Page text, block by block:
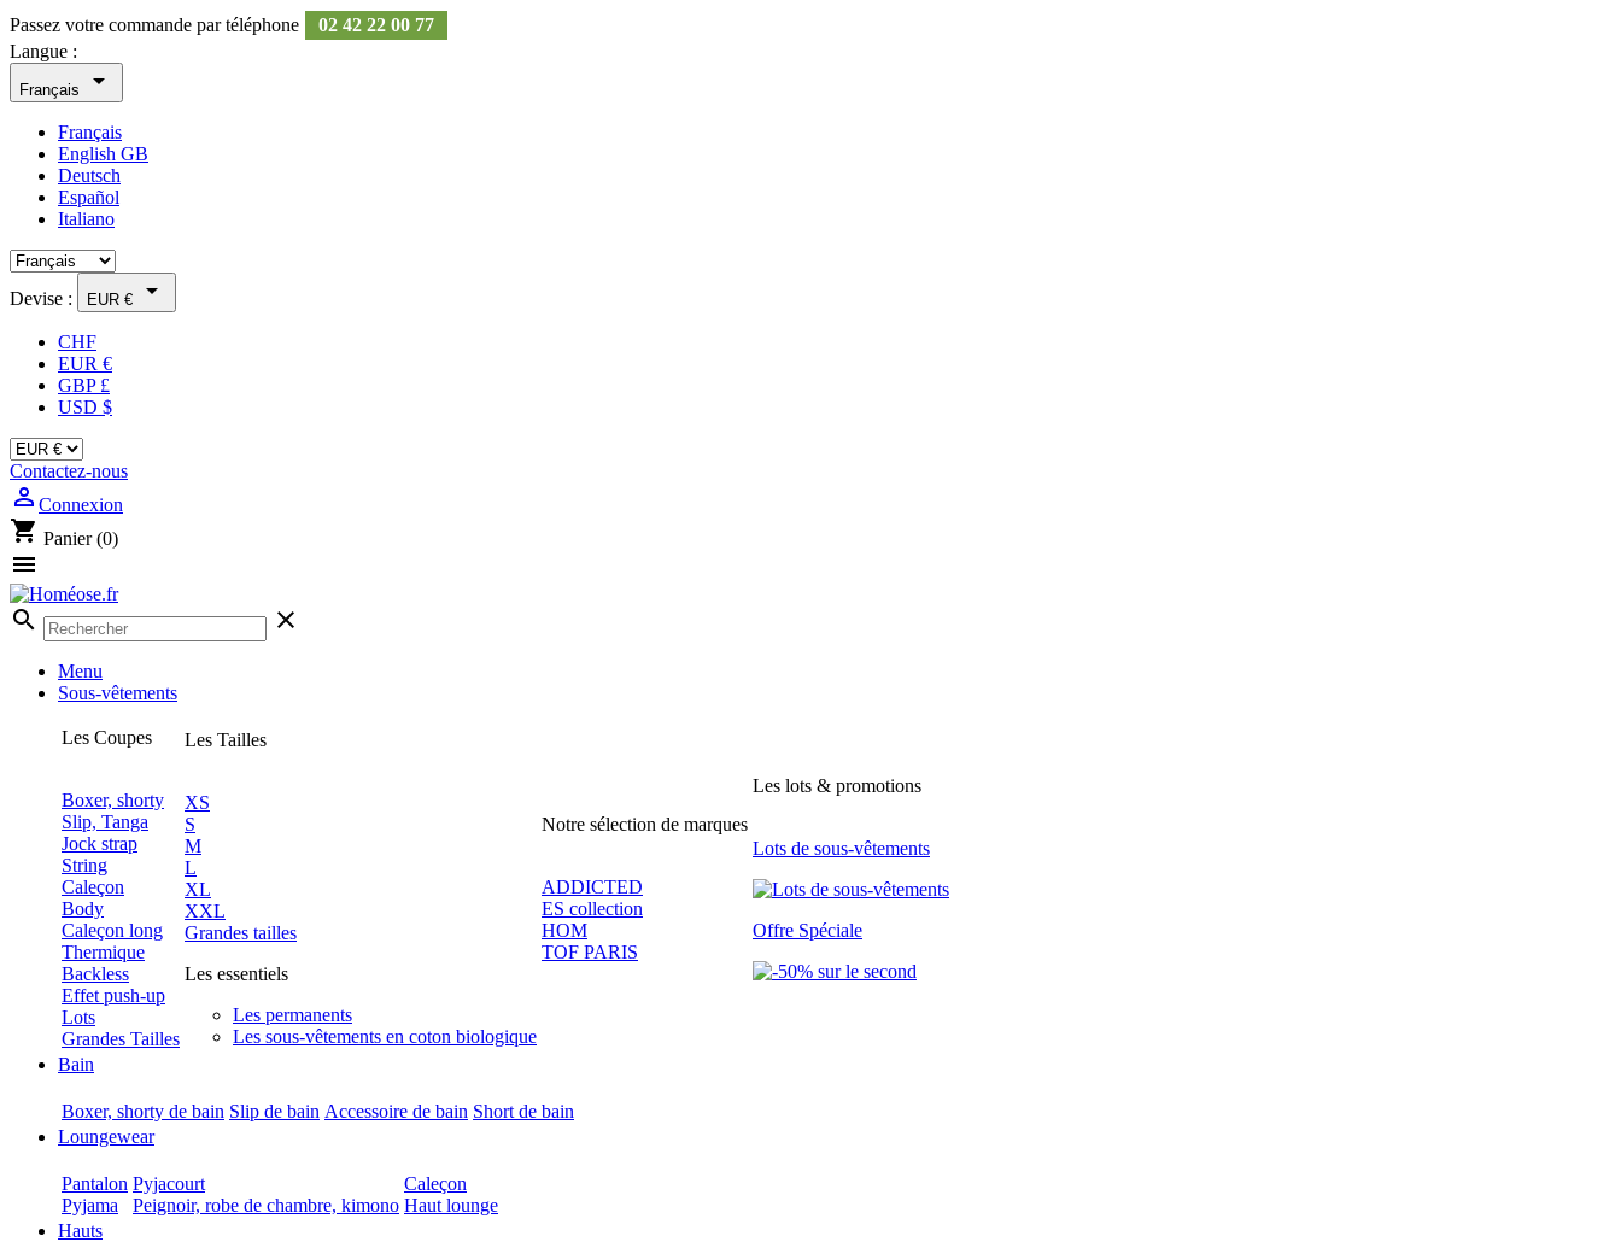
Passez votre commande par téléphone
02 42 22 00 77
Langue :
Français 
Français
English GB
Deutsch
Español
Italiano
Devise : EUR € 
CHF
EUR €
GBP £
USD $
Contactez-nous
person_outline Connexion
shopping_cart Panier (0)

search
clear
Menu
Sous-vêtements
Les Coupes
Boxer, shorty
Slip, Tanga
Jock strap
String
Caleçon
Body
Caleçon long
Thermique
Backless
Effet push-up
Lots
Grandes Tailles
Les Tailles
XS
S
M
L
XL
XXL
Grandes tailles
Les essentiels
Les permanents
Les sous-vêtements en coton biologique
Notre sélection de marques
ADDICTED
ES collection
HOM
TOF PARIS
Les lots & promotions
Lots de sous-vêtements
Offre Spéciale
Bain
Boxer, shorty de bain Slip de bain Accessoire de bain Short de bain
Loungewear
Pantalon
Pyjama
Pyjacourt
Peignoir, robe de chambre, kimono
Caleçon
Haut lounge
Hauts